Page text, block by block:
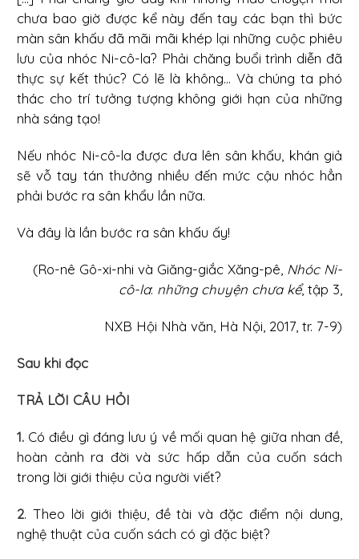
chưa bao giờ được kể này đến tay các bạn thì bức
màn sân khấu đã mãi mãi khép lại những cuộc phiêu
lưu của nhóc Ni-cô-la? Phải chăng buổi trình diễn đã
thực sự kết thúc? Có lẽ là không... Và chúng ta phó
thác cho trí tưởng tượng không giới hạn của những
nhà sáng tạo!
Nếu nhóc Ni-cô-la được đưa lên sân khấu, khán giả
sẽ vỗ tay tán thưởng nhiều đến mức cậu nhóc hẳn
phải bước ra sân khẩu lần nữa.
Và đây là lần bước ra sân khấu ấy!
(Ro-nê Gô-xi-nhi và Giăng-giắc Xăng-pê, Nhóc Ni-
cô-la: những chuyện chưa kể, tập 3,
NXB Hội Nhà văn, Hà Nội, 2017, tr. 7-9)
Sau khi đọc
TRẢ LỜI CÂU HỎI
1. Có điều gì đáng lưu ý về mối quan hệ giữa nhan đề,
hoàn cảnh ra đời và sức hấp dẫn của cuốn sách
trong lời giới thiệu của người viết?
2. Theo lời giới thiệu, đề tài và đặc điểm nội dung,
nghệ thuật của cuốn sách có gì đặc biệt?